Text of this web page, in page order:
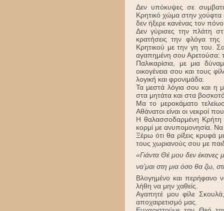
Δεν υπόκυψες σε
Κρητικό χώμα στην χούφτα
δεν ήξερε κανένας τον
Δεν γύρισες την πλάτη
κρατήσεις την φλόγα
Κρητικού με την γη του.
αγαπημένη σου Αρετούσα:
Παλικαρίσια, με μια
οικογένεια σου και τους
λογική και φρονιμάδα.
Τα μεστά λόγια σου και η
στα μητάτα και στα
Μα το μεροκάματο
Αθάνατοι είναι οι νεκροί
Η θαλασσοδαρμένη Κρήτη
κορμί με ανυπομονησία.
Ξέρω ότι θα ρίξεις κρυφά
τους χωριανούς σου με
«Γιάντα Θέ μου δεν
να’μαι στη μια όσο θα ζω,
Βλογημένο και περήφανο
λήθη να μην χαθείς.
Αγαπητέ μου φίλε
αποχαιρετισμό μας.